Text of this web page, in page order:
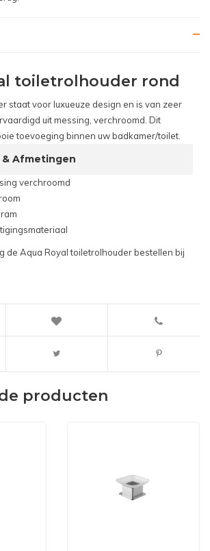
toiletrolhouder rond
staat voor luxueuze design en is van zeer
uit messing, verchroomd. Dit
toevoeging binnen uw badkamer/toilet.
Afmetingen
verchroomd
de Aqua Royal toiletrolhouder bestellen bij
producten